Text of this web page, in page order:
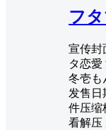
フ
宣传封
タ恋愛
冬壱も
发售日
件压缩
看解压